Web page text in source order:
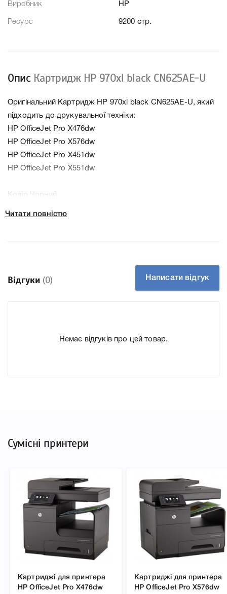
Виробник HP
Ресурс 9200 стр.
Опис Картридж HP 970xl black CN625AE-U
Оригінальний Картридж HP 970xl black CN625AE-U, який
підходить до друкувальної техніки:
HP OfficeJet Pro X476dw
HP OfficeJet Pro X576dw
HP OfficeJet Pro X451dw
HP OfficeJet Pro X551dw
Колір Чорний
Производитель HP
Дефект Оригинальный. Новый. Гарантия от магазина.
докладні характеристики, список друкувальної техніки,
вибору.
Читати повністю
Відгуки (0) Написати відгук
Немає відгуків про цей товар.
Сумісні принтери
Картриджі для принтера
HP OfficeJet Pro X476dw
Картриджі для принтера
HP OfficeJet Pro X576dw